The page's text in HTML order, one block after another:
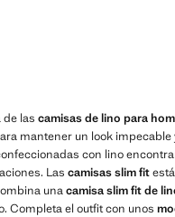
de las camisas de lino para
mantener un look
con lino
Las camisas slim fit
unacamisa slim fit de
Completa el outfit con unos